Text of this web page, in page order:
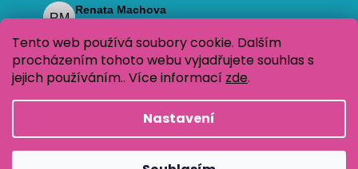
Tento web používá soubory cookie. Dalším
procházením tohoto webu vyjadřujete souhlas s
jejich používáním.. Více informací zde.
Nastavení
Copyright 2026Oblečení pro děti Baja Design. Všechna